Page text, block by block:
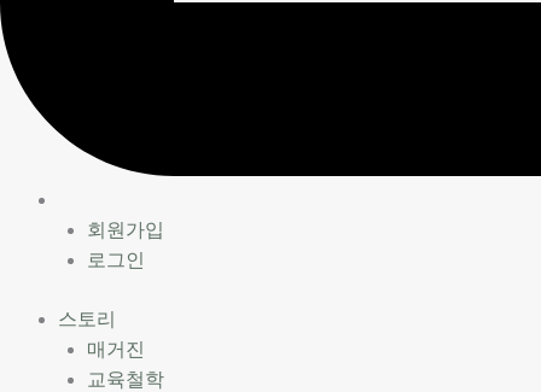
회원가입
로그인
스토리
매거진
교육철학